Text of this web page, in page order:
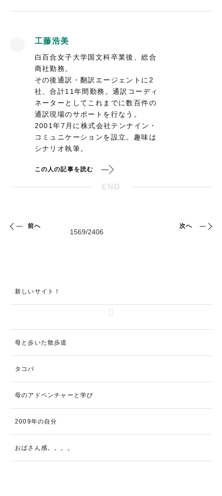
工藤浩美
白百合女子大学国文科卒業後、総合
商社勤務。
その後通訳・翻訳エージェントに2
社、合計11年間勤務。通訳コーディ
ネーターとしてこれまでに数百件の
通訳現場のサポートを行なう。
2001年7月に株式会社テンナイン・
コミュニケーションを設立。趣味は
シナリオ執筆。
この人の記事を読む
END
前へ 次へ
新しいサイト！
母と歩いた散歩道
タコパ
母のアドベンチャーと学び
2009年の自分
おばさん感。。。。